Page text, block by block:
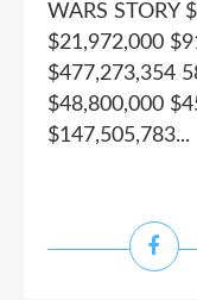
WARS STORY
$21,972,000
$477,273,354
$48,800,000
$147,505,783...